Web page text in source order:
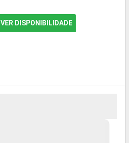
VER DISPONIBILIDADE